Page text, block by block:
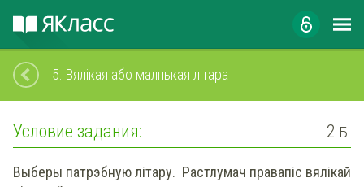
5. Вялікая або малнькая літара
Условие задания: 2 Б.
Выберы патрэбную літару. Растлумач правапіс вялікай